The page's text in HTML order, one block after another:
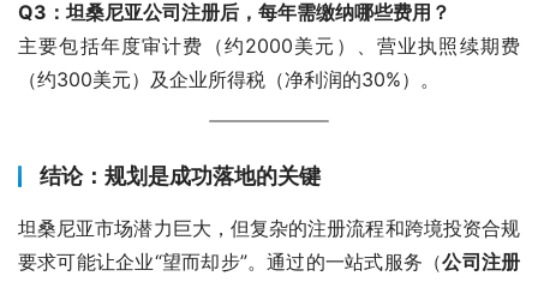
Q3：坦桑尼亚公司注册后，每年需缴纳哪些费用？
主要包括年度审计费（约2000美元）、营业执照续期费
（约300美元）及企业所得税（净利润的30%）。
结论：规划是成功落地的关键
坦桑尼亚市场潜力巨大，但复杂的注册流程和跨境投资合规
要求可能让企业“望而却步”。通过的一站式服务（公司注册